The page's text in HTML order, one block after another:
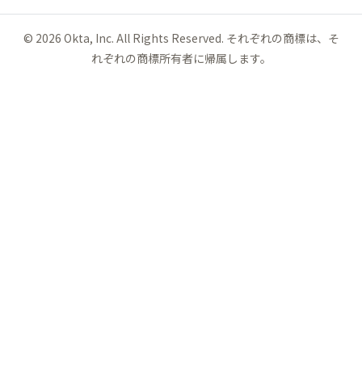
© 2026 Okta, Inc. All Rights Reserved. それぞれの商標は、そ
れぞれの商標所有者に帰属します。